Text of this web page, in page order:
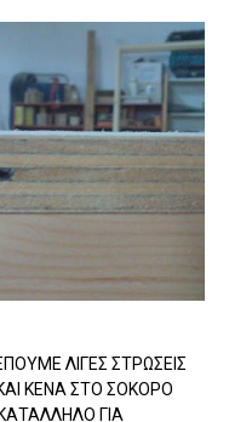
ΛΙΓΕΣ ΣΤΡΩΣΕΙΣ
ΚΕΝΑ ΣΤΟ ΣΟΚΟΡΟ
ΓΙΑ